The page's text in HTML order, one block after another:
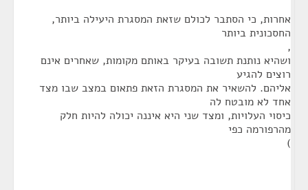
אחרות, כי הסתבר לכולם שזאת המסגרת היעילה ביותר,
החסכונית ביותר
,
ושהיא נותנת תשובה בעיקר באותם מקומות, שאחרים אינם
רוצים להגיע
אליהם. להשאיר את המסגרת הזאת פתאום במצב שבו מצד
אחד לא מובטח לה
כיסוי העלויות, ומצד שני היא איננה יכולה להיות חלק
מהרפורמה כפי
)